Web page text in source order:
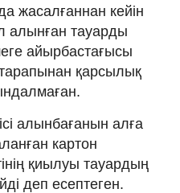
жасалғаннан кейін
алынған тауарды
айырбастағысы
қарсылық
алынбағанын алға
картон
қиылуы тауардың
деп есептеген.